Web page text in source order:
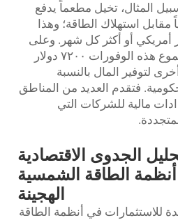
المثال، تخيل مطعماً يدفع
مقابل استهلاك الطاقة؛ وهذا
سيوفر ٦٠٠ دولار أمريكي أو أكثر كل شهر. وعلى
مدار سنة واحدة، يبلغ مجموع هذه الوفورات ٧٢٠٠ دولار
لتوفير المال بالنسبة
فتقدم العديد من المناطق
مالية للشركات التي
الجدوى الاقتصادية
الطاقة الشمسية
الهجينة
للاستثمارات في أنظمة الطاقة